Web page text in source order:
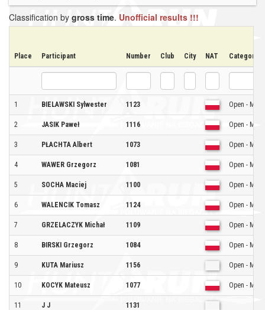
Classification by gross time. Unofficial results !!!
Place Participant Number Club City NAT Category
1 BIELAWSKI Sylwester 1123 Open -
2 JASIK Paweł 1116 Open -
3 PŁACHTA Albert 1073 Open -
4 WAWER Grzegorz 1081 Open -
5 SOCHA Maciej 1100 Open -
6 WALENCIK Tomasz 1124 Open -
7 GRZELACZYK Michał 1109 Open -
8 BIRSKI Grzegorz 1084 Open -
9 KUTA Mariusz 1156 Open -
10 KOCYK Mateusz 1077 Open -
11 J J 1131